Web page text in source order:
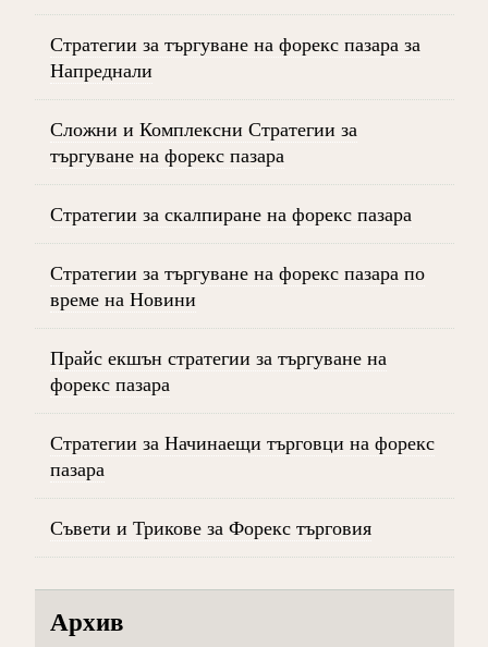
Стратегии за търгуване на форекс пазара за
Напреднали
Сложни и Комплексни Стратегии за
търгуване на форекс пазара
Стратегии за скалпиране на форекс пазара
Стратегии за търгуване на форекс пазара по
време на Новини
Прайс екшън стратегии за търгуване на
форекс пазара
Стратегии за Начинаещи търговци на форекс
пазара
Съвети и Трикове за Форекс търговия
Архив